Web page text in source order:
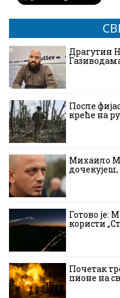
Драгутин
После
креће на
Михаило
дочекујеш,
Готово је:
користи
Почетак
пионе на